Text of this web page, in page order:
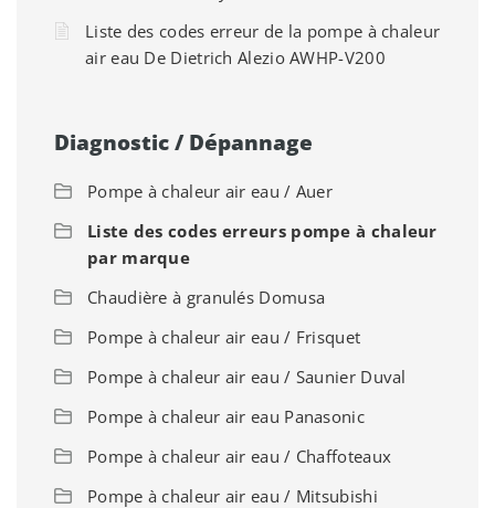
Liste des codes erreur de la pompe à chaleur
air eau De Dietrich Alezio AWHP-V200
Diagnostic / Dépannage
Pompe à chaleur air eau / Auer
Liste des codes erreurs pompe à chaleur
par marque
Chaudière à granulés Domusa
Pompe à chaleur air eau / Frisquet
Pompe à chaleur air eau / Saunier Duval
Pompe à chaleur air eau Panasonic
Pompe à chaleur air eau / Chaffoteaux
Pompe à chaleur air eau / Mitsubishi